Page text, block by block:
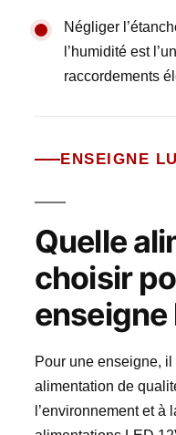
Négliger
l’humidité est
raccordements
ENSEIGNE
Quelle
choisir
enseigne
Pour une enseigne,
alimentation de
l’environnement et